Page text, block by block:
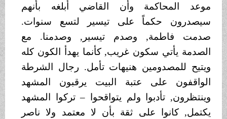
موعد المحاكمة وأن القاضي أبلغه بأنهم
سيصدرون حكماً على تيسير لتسع سنوات.
صدمت فاطمة, وصدم تيسير, وصدمنا. مع
الصدمة يأتي سكون غريب, كأنما يهدأ الكون كله
ويتيح للمصدومين هنيهات تأمل. رجال الشرطة
الواقفون على عتبة البيت يرقبون المشهد
وينتظرون, تأدبوا ولم يتواقحوا – تركوا المشهد
يكتمل, كانوا على ثقة بأن لا معتمد ولا ناصر